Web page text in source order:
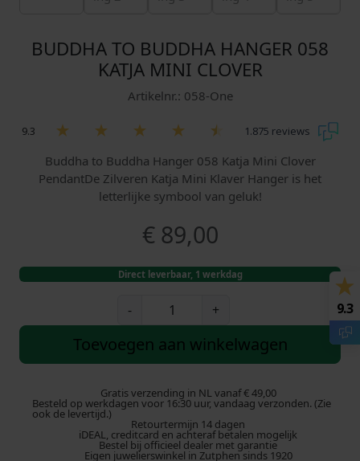
BUDDHA TO BUDDHA HANGER 058
KATJA MINI CLOVER
Artikelnr.: 058-One
9.3 1.875 reviews
Buddha to Buddha Hanger 058 Katja Mini Clover
PendantDe Zilveren Katja Mini Klaver Hanger is het
letterlijke symbool van geluk!
€89,00
Direct leverbaar, 1 werkdag
-
d
a
t
B
+
Toevoegen aan winkelwagen
Gratis verzending in NL vanaf € 49,00
Besteld op werkdagen voor 16:30 uur, vandaag verzonden. (Zie
ook de levertijd.)
Retourtermijn 14 dagen
iDEAL, creditcard en achteraf betalen mogelijk
Bestel bij officieel dealer met garantie
Eigen juwelierswinkel in Zutphen sinds 1920
9.3